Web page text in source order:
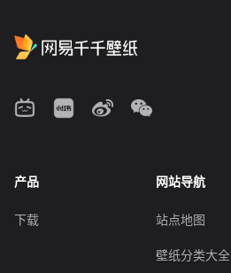
产品
下载
网站导航
站点地图
壁纸分类大全